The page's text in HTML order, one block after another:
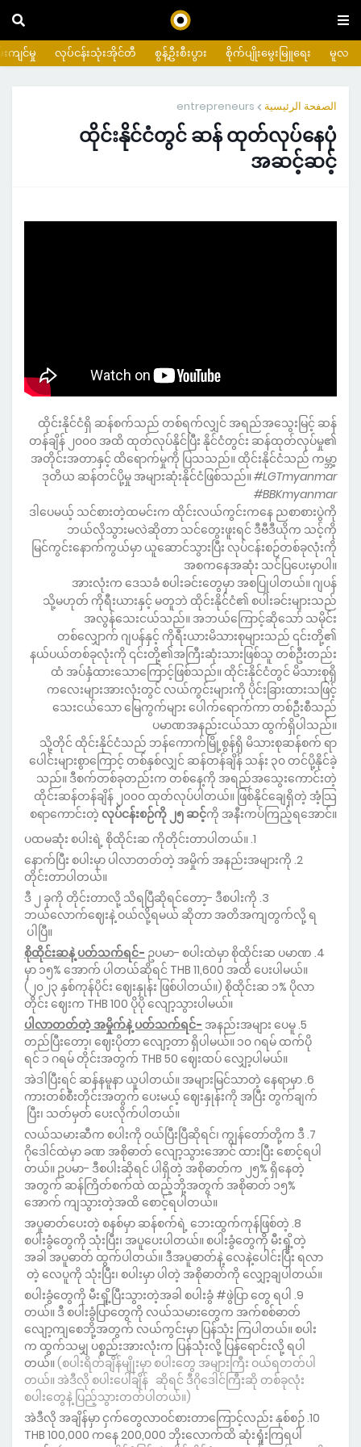
မူလ
စိုက်ပျိုးမွေးမြူရေး
စွန့်ဦးစီးပွား
လုပ်ငန်းသုံးအိုင်တီ
ကျင်မှု
الصفحة الرئيسية entrepreneurs
ထိုင်းနိုင်ငံတွင် ဆန် ထုတ်လုပ်နေပုံ
အဆင့်ဆင့်
ထိုင်းနိုင်ငံရှိ ဆန်စက်သည် တစ်ရက်လျှင် အရည်အသွေးမြင့် ဆန်
တန်ချိန် ၂၀၀၀ အထိ ထုတ်လုပ်နိုင်ပြီး နိုင်ငံတွင်း ဆန်ထုတ်လုပ်မှု၏
အတိုင်းအတာနှင့် ထိရောက်မှုကို ပြသသည်။ ထိုင်းနိုင်ငံသည် ကမ္ဘာ့
ဒုတိယ ဆန်တင်ပို့မှု အများဆုံးနိုင်ငံဖြစ်သည်။#LGTmyanmar
#BBKmyanmar
ဒါပေမယ့် သင်စားတဲ့ထမင်းက ထိုင်းလယ်ကွင်းကနေ ညစာစားပွဲကို
ဘယ်လိုသွားမလဲဆိုတာ သင်တွေးဖူးရင် ဒီဗီဒီယိုက သင့်ကို
မြင်ကွင်းနောက်ကွယ်မှာ ယူဆောင်သွားပြီး လုပ်ငန်းစဉ်တစ်ခုလုံးကို
အစကနေအဆုံး သင်ပြပေးမှာပါ။
အားလုံးက ဒေသခံ စပါးခင်းတွေမှာ အစပြုပါတယ်။ ဂျပန်
သို့မဟုတ် ကိုရီးယားနှင့် မတူဘဲ ထိုင်းနိုင်ငံ၏ စပါးခင်းများသည်
အလွန်သေးငယ်သည်။ အဘယ်ကြောင့်ဆိုသော် သမိုင်း
တစ်လျှောက် ဂျပန်နှင့် ကိုရီးယားမိသားစုများသည် ၎င်းတို့၏
နယ်ပယ်တစ်ခုလုံးကို ၎င်းတို့၏အကြီးဆုံးသားဖြစ်သူ တစ်ဦးတည်း
ထံ အပ်နှံထားသောကြောင့်ဖြစ်သည်။ ထိုင်းနိုင်ငံတွင် မိသားစုရှိ
ကလေးများအားလုံးတွင် လယ်ကွင်းများကို ပိုင်းခြားထားသဖြင့်
သေးငယ်သော မြေကွက်များ ပေါက်ရောက်ကာ တစ်ဦးစီသည်
ပမာဏအနည်းငယ်သာ ထွက်ရှိပါသည်။
သို့တိုင် ထိုင်းနိုင်ငံသည် ဘန်ကောက်မြို့စွန်ရှိ မိသားစုဆန်စက် ရာ
ပေါင်းများစွာကြောင့် တစ်နှစ်လျှင် ဆန်တန်ချိန် သန်း ၃၀ တင်ပို့နိုင်ခဲ့
သည်။ ဒီစက်တစ်ခုတည်းက တစ်နေ့ကို အရည်အသွေးကောင်းတဲ့
ထိုင်းဆန်တန်ချိန် ၂၀၀၀ ထုတ်လုပ်ပါတယ်။ ဖြစ်နိုင်ချေရှိတဲ့ အံ့သြ
စရာကောင်းတဲ့ လုပ်ငန်းစဉ်ကို ၂၅ ဆင့်ကို အနီးကပ်ကြည့်ရအောင်။
ပထမဆုံး စပါးရဲ့ စိုထိုင်းဆ ကိုတိုင်းတာပါတယ်။
နောက်ပြီး စပါးမှာ ပါလာတတ်တဲ့ အမှိုက် အနည်းအများကို
တိုင်းတာပါတယ်။
ဒီ ၂ ခုကို တိုင်းတာလို့ သိရပြီဆိုရင်တော့- ဒီစပါးကို
ဘယ်လောက်ဈေးနဲ့ ဝယ်လို့ရမယ် ဆိုတာ အတိအကျတွက်လို့ ရ
ပါပြီ။
စိုထိုင်းဆနဲ့ ပတ်သက်ရင်- ဥပမာ- စပါးထဲမှာ စိုထိုင်းဆ ပမာဏ
မှာ ၁၅% အောက် ပါတယ်ဆိုရင် THB 11,600 အထိ ပေးပါမယ်။
(၂၀၂၃ နှစ်ကုန်ပိုင်း ဈေးနှုန်း ဖြစ်ပါတယ်။) စိုထိုင်းဆ ၁% ပိုလာ
တိုင်း ဈေးက THB 100 ပိုပို လျော့သွားပါမယ်။
ပါလာတတ်တဲ့ အမှိုက်နဲ့ ပတ်သက်ရင်- အနည်းအများ ပေမူ
တည်ပြီးတော့၊ ဈေးပိုတာ လျော့တာ ရှိပါမယ်။ ၁၀ ဂရမ် ထက်ပို
ရင် ၁ ဂရမ် တိုင်းအတွက် THB 50 ဈေးထပ် လျှော့ပါမယ်။
အဲဒါပြီးရင် ဆန်နမူနာ ယူပါတယ်။ အများမြင်သာတဲ့ နေရာမှာ
ကားတစ်စီးတိုင်းအတွက် ပေးမယ့် ဈေးနှုန်းကို အပြီး တွက်ချက်
ပြီး၊ သတ်မှတ် ပေးလိုက်ပါတယ်။
လယ်သမားဆီက စပါးကို ဝယ်ပြီးပြီဆိုရင်၊ ကျွန်တော်တို့က ဒီ
ဂိုဒေါင်ထဲမှာ ခဏ အစိုဓာတ် လျော့သွားအောင် ထားပြီး စောင့်ရပါ
တယ်။ ဥပမာ- ဒီစပါးဆိုရင် ပါရှိတဲ့ အစိုဓာတ်က ၂၅% ရှိနေတဲ့
အတွက် ဆန်ကြိတ်စက်ထဲ ထည့်ဘို့အတွက် အစိုဓာတ် ၁၅%
အောက် ကျသွားတဲ့အထိ စောင့်ရပါတယ်။
အပူဓာတ်ပေးတဲ့ စနစ်မှာ ဆန်စက်ရဲ့ ဘေးထွက်ကုန်ဖြစ်တဲ့
စပါးခွံတွေကို သုံးပြီး၊ အပူပေးပါတယ်။ စပါးခွံတွေကို မီးရှို့တဲ့
အခါ အပူဓာတ် ထွက်ပါတယ်။ ဒီအပူဓာတ်နဲ့ လေနဲ့ပေါင်းပြီး ရလာ
တဲ့ လေပူကို သုံးပြီး၊ စပါးမှာ ပါတဲ့ အစိုဓာတ်ကို လျှော့ချပါတယ်။
စပါးခွံတွေကို မီးရှို့ပြီးသွားတဲ့အခါ စပါးခွံ #ဖွဲပြာ တွေ ရပါ
တယ်။ ဒီ စပါးခွံပြာတွေကို လယ်သမားတွေက အက်စစ်ဓာတ်
လျော့ကျစေဘို့အတွက် လယ်ကွင်းမှာ ပြန်သုံး ကြပါတယ်။ စပါး
က ထွက်သမျှ ပစ္စည်းအားလုံးက ပြန်သုံးလို့ ပြန်ရောင်းလို့ ရပါ
တယ်။ (စပါးရိတ်ချိန်မျိုးမှာ စပါးတွေ အများကြီး ဝယ်ရတတ်ပါ
တယ်။ အဲဒီလို စပါးပေါ်ချိန် ဆိုရင် ဒီဂိုဒေါင်ကြီးဆို တစ်ခုလုံး
စပါးတွေနဲ့ ပြည့်သွားတတ်ပါတယ်။)
အဲဒီလို အချိန်မှာ ငှက်တွေလာဝင်စားတာကြောင့်လည်း နှစ်စဉ်
THB 100,000 ကနေ 200,000 ဘိုးလောက်ထိ ဆုံးရှုံးကြရပါ